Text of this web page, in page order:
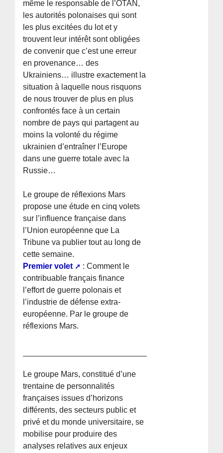
même le responsable de l’OTAN,
les autorités polonaises qui sont
les plus excitées du lot et y
trouvent leur intérêt sont obligées
de convenir que c’est une erreur
en provenance… des
Ukrainiens… illustre exactement la
situation à laquelle nous risquons
de nous trouver de plus en plus
confrontés face à un certain
nombre de pays qui partagent au
moins la volonté du régime
ukrainien d’entraîner l’Europe
dans une guerre totale avec la
Russie…
Le groupe de réflexions Mars
propose une étude en cinq volets
sur l’influence française dans
l’Union européenne que La
Tribune va publier tout au long de
cette semaine.
Premier volet
: Comment le
contribuable français finance
l’effort de guerre polonais et
l’industrie de défense extra-
européenne. Par le groupe de
réflexions Mars.
Le groupe Mars, constitué d’une
trentaine de personnalités
françaises issues d’horizons
différents, des secteurs public et
privé et du monde universitaire, se
mobilise pour produire des
analyses relatives aux enjeux